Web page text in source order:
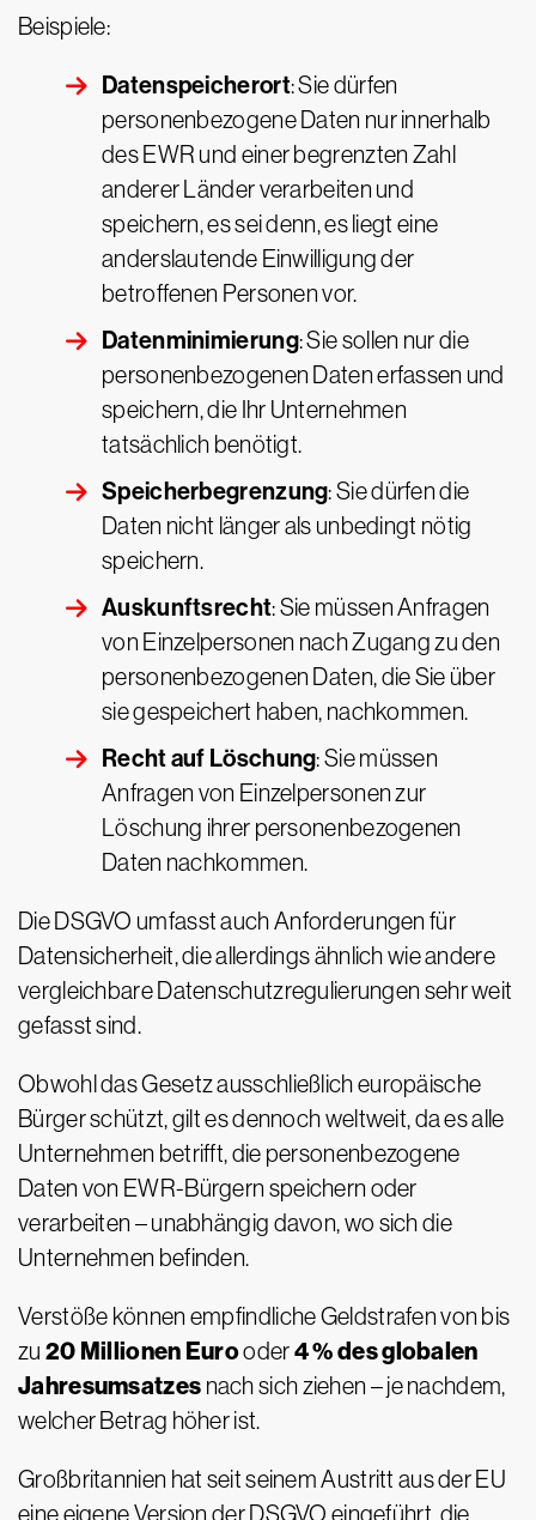
Beispiele:
Datenspeicherort: Sie dürfen
personenbezogene Daten nur innerhalb
des EWR und einer begrenzten Zahl
anderer Länder verarbeiten und
speichern, es sei denn, es liegt eine
anderslautende Einwilligung der
betroffenen Personen vor.
Datenminimierung: Sie sollen nur die
personenbezogenen Daten erfassen und
speichern, die Ihr Unternehmen
tatsächlich benötigt.
Speicherbegrenzung: Sie dürfen die
Daten nicht länger als unbedingt nötig
speichern.
Auskunftsrecht: Sie müssen Anfragen
von Einzelpersonen nach Zugang zu den
personenbezogenen Daten, die Sie über
sie gespeichert haben, nachkommen.
Recht auf Löschung: Sie müssen
Anfragen von Einzelpersonen zur
Löschung ihrer personenbezogenen
Daten nachkommen.
Die DSGVO umfasst auch Anforderungen für
Datensicherheit, die allerdings ähnlich wie andere
vergleichbare Datenschutzregulierungen sehr weit
gefasst sind.
Obwohl das Gesetz ausschließlich europäische
Bürger schützt, gilt es dennoch weltweit, da es alle
Unternehmen betrifft, die personenbezogene
Daten von EWR-Bürgern speichern oder
verarbeiten – unabhängig davon, wo sich die
Unternehmen befinden.
Verstöße können empfindliche Geldstrafen von bis
zu 20 Millionen Eurooder4 % des globalen
Jahresumsatzes nach sich ziehen – je nachdem,
welcher Betrag höher ist.
Großbritannien hat seit seinem Austritt aus der EU
eine eigene Version der DSGVO eingeführt, die